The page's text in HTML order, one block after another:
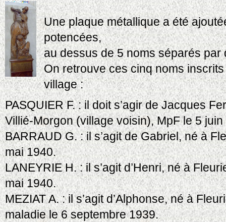
Une plaque métallique a été
potencées,
au dessus de 5 noms séparés par
On retrouve ces cinq noms
village :
PASQUIER F. : il doit s’agir de Jacques
Villié-Morgon (village voisin), MpF le 5
BARRAUD G. : il s’agit de Gabriel, né à
mai 1940.
LANEYRIE H. : il s’agit d’Henri, né à
mai 1940.
MEZIAT A. : il s’agit d’Alphonse, né à
maladie le 6 septembre 1939.